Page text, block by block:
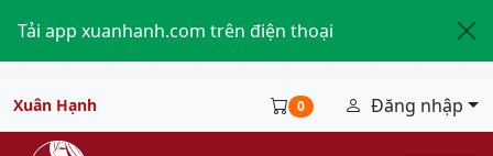
Tải app xuanhanh.com trên điện thoại
Xuân Hạnh 0 Đăng nhập